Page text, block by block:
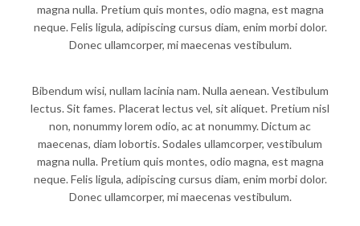
magna nulla. Pretium quis montes, odio magna, est magna
neque. Felis ligula, adipiscing cursus diam, enim morbi dolor.
Donec ullamcorper, mi maecenas vestibulum.
Bibendum wisi, nullam lacinia nam. Nulla aenean. Vestibulum
lectus. Sit fames. Placerat lectus vel, sit aliquet. Pretium nisl
non, nonummy lorem odio, ac at nonummy. Dictum ac
maecenas, diam lobortis. Sodales ullamcorper, vestibulum
magna nulla. Pretium quis montes, odio magna, est magna
neque. Felis ligula, adipiscing cursus diam, enim morbi dolor.
Donec ullamcorper, mi maecenas vestibulum.